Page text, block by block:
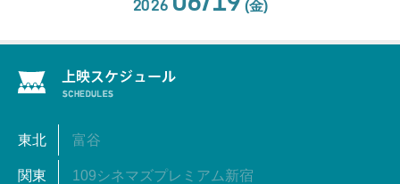
2026 (金)
東北 富谷
関東 109シネマズプレミアム新宿